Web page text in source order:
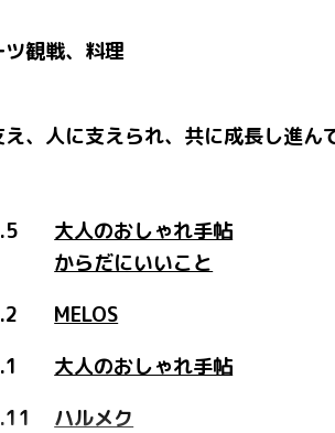
ツ観戦、料理
、人に支えられ、共に成長し進ん
大人のおしゃれ手帖
からだにいいこと
MELOS
大人のおしゃれ手帖
ハルメク